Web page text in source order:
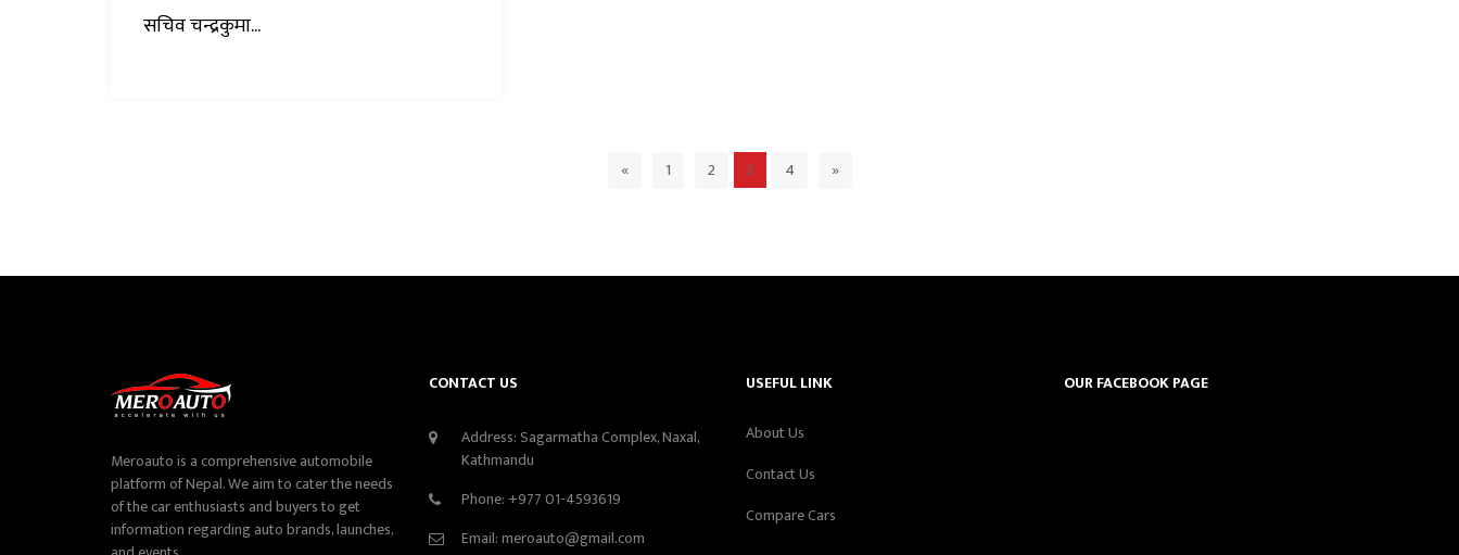
सचिव चन्द्रकुमा...
« 1 2 3 4 »
Meroauto is a comprehensive automobile
platform of Nepal. We aim to cater the needs
of the car enthusiasts and buyers to get
information regarding auto brands, launches,
CONTACT US
Address: Sagarmatha Complex, Naxal,
Kathmandu
Phone: +977 01-4593619
Email:meroauto@gmail.com
USEFUL LINK
About Us
Contact Us
Compare Cars
OUR FACEBOOK PAGE